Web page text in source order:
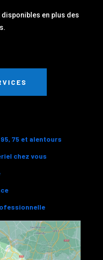
en plus des
75 et alentours
chez vous